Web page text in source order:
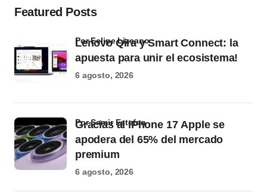
Featured Posts
Lenovo Qira y Smart Connect: la
apuesta para unir el ecosistema!
por Felipe Lizcano
6 agosto, 2026
Gracias al iPhone 17 Apple se
apodera del 65% del mercado
premium
por Samir Estefan
6 agosto, 2026